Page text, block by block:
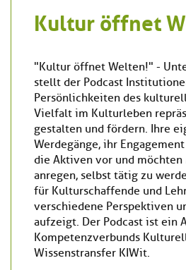
Kultur öffnet
"Kultur öffnet Welten!" -
stellt der Podcast
Persönlichkeiten des
Vielfalt im Kulturleben
gestalten und fördern. Ihre
Werdegänge, ihr
die Aktiven vor und möchten
anregen, selbst tätig zu
für Kulturschaffende und
verschiedene Perspektiven
aufzeigt. Der Podcast ist ein
Kompetenzverbunds
Wissenstransfer KIWit.